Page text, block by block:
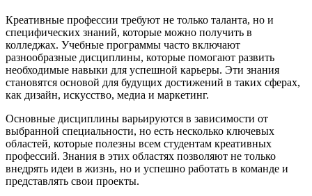
Креативные профессии требуют не только таланта, но и
специфических знаний, которые можно получить в
колледжах. Учебные программы часто включают
разнообразные дисциплины, которые помогают развить
необходимые навыки для успешной карьеры. Эти знания
становятся основой для будущих достижений в таких сферах,
как дизайн, искусство, медиа и маркетинг.
Основные дисциплины варьируются в зависимости от
выбранной специальности, но есть несколько ключевых
областей, которые полезны всем студентам креативных
профессий. Знания в этих областях позволяют не только
внедрять идеи в жизнь, но и успешно работать в команде и
представлять свои проекты.